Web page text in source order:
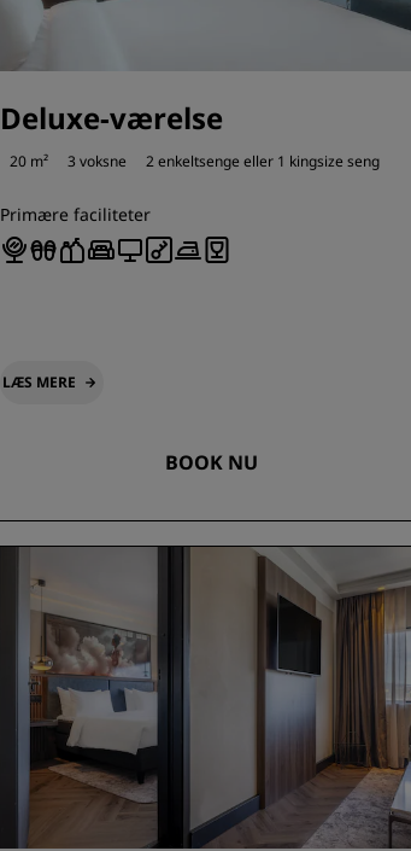
Deluxe-værelse
20 m² 3 voksne 2 enkeltsenge eller 1 kingsize seng
Primære faciliteter
LÆS MERE
BOOK NU